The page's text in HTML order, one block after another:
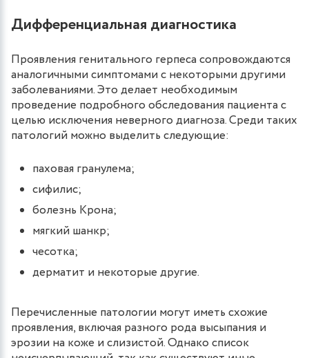
Дифференциальная диагностика
Проявления генитального герпеса сопровождаются
аналогичными симптомами с некоторыми другими
заболеваниями. Это делает необходимым
проведение подробного обследования пациента с
целью исключения неверного диагноза. Среди таких
патологий можно выделить следующие:
паховая гранулема;
сифилис;
болезнь Крона;
мягкий шанкр;
чесотка;
дерматит и некоторые другие.
Перечисленные патологии могут иметь схожие
проявления, включая разного рода высыпания и
эрозии на коже и слизистой. Однако список